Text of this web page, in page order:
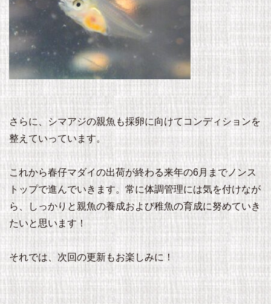
さらに、シマアジの親魚も採卵に向けてコンディションを
整えていっています。
これから春仔マダイの出荷が終わる来年の6月までノンス
トップで進んでいきます。常に体調管理には気を付けなが
ら、しっかりと親魚の養成および稚魚の育成に努めていき
たいと思います！
それでは、次回の更新もお楽しみに！